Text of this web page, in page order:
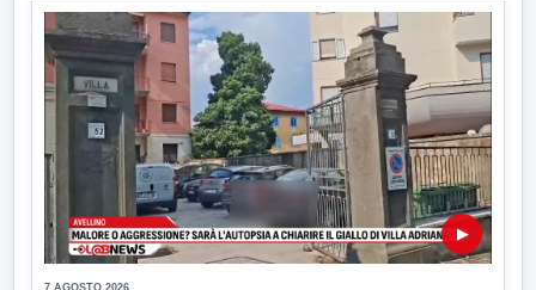
▶
7 AGOSTO 2026